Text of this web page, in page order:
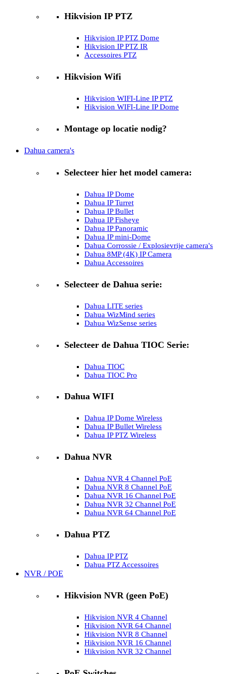
Hikvision IP PTZ
Hikvision IP PTZ Dome
Hikvision IP PTZ IR
Accessoires PTZ
Hikvision Wifi
Hikvision WIFI-Line IP PTZ
Hikvision WIFI-Line IP Dome
Montage op locatie nodig?
Dahua camera's
Selecteer hier het model camera:
Dahua IP Dome
Dahua IP Turret
Dahua IP Bullet
Dahua IP Fisheye
Dahua IP Panoramic
Dahua IP mini-Dome
Dahua Corrossie / Explosievrije camera's
Dahua 8MP (4K) IP Camera
Dahua Accessoires
Selecteer de Dahua serie:
Dahua LITE series
Dahua WizMind series
Dahua WizSense series
Selecteer de Dahua TIOC Serie:
Dahua TIOC
Dahua TIOC Pro
Dahua WIFI
Dahua IP Dome Wireless
Dahua IP Bullet Wireless
Dahua IP PTZ Wireless
Dahua NVR
Dahua NVR 4 Channel PoE
Dahua NVR 8 Channel PoE
Dahua NVR 16 Channel PoE
Dahua NVR 32 Channel PoE
Dahua NVR 64 Channel PoE
Dahua PTZ
Dahua IP PTZ
Dahua PTZ Accessoires
NVR / POE
Hikvision NVR (geen PoE)
Hikvision NVR 4 Channel
Hikvision NVR 64 Channel
Hikvision NVR 8 Channel
Hikvision NVR 16 Channel
Hikvision NVR 32 Channel